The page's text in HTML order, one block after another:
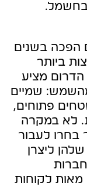
בחשמל.
הפכה בשנים
ביותר
מציע
מהשמש: שמיים
פתוחים,
לא במקרה
לעבור
ליצרן
מאות לקוחות